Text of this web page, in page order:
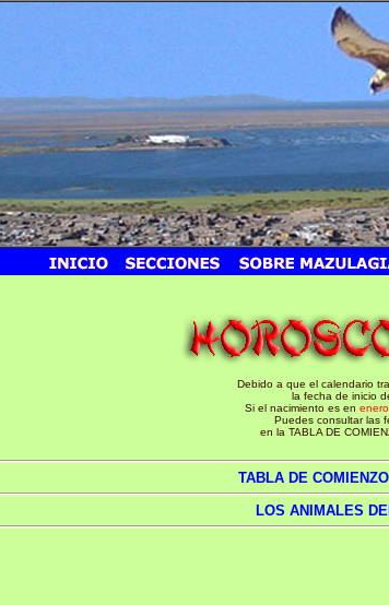
Debido a que el calendario
la fecha de inicio
Si el nacimiento es en
Puedes consultar las
en la TABLA DE
TABLA DE
LOS ANIMALES